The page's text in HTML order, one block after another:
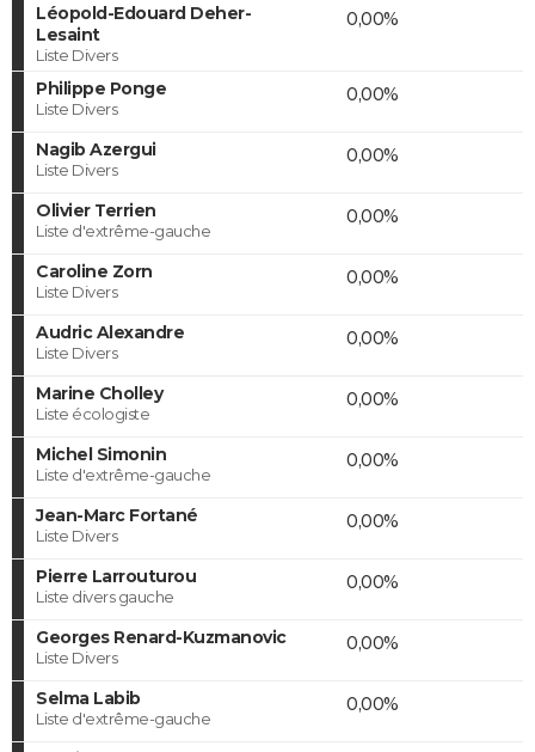
Léopold-Edouard Deher-
Lesaint
Liste Divers
0,00%
Philippe Ponge
Liste Divers
0,00%
Nagib Azergui
Liste Divers
0,00%
Olivier Terrien
Liste d'extrême-gauche
0,00%
Caroline Zorn
Liste Divers
0,00%
Audric Alexandre
Liste Divers
0,00%
Marine Cholley
Liste écologiste
0,00%
Michel Simonin
Liste d'extrême-gauche
0,00%
Jean-Marc Fortané
Liste Divers
0,00%
Pierre Larrouturou
Liste divers gauche
0,00%
Georges Renard-Kuzmanovic
Liste Divers
0,00%
Selma Labib
Liste d'extrême-gauche
0,00%